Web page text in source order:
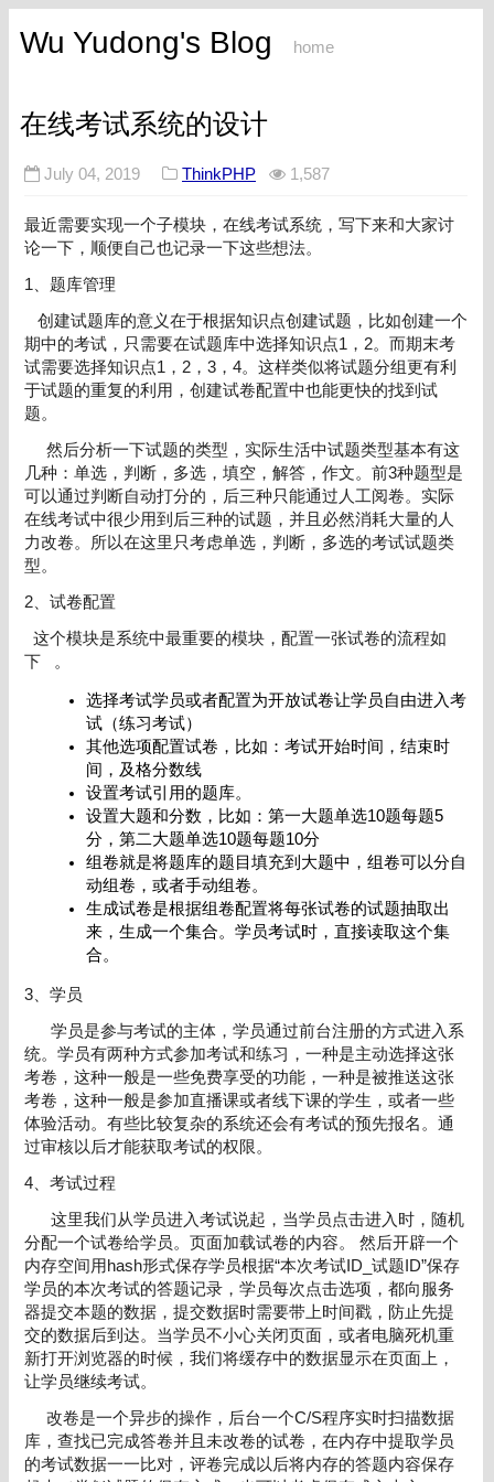
Wu Yudong's Blog home
在线考试系统的设计
July 04, 2019 ThinkPHP 1,587
最近需要实现一个子模块，在线考试系统，写下来和大家讨
论一下，顺便自己也记录一下这些想法。
1、题库管理
创建试题库的意义在于根据知识点创建试题，比如创建一个
期中的考试，只需要在试题库中选择知识点1，2。而期末考
试需要选择知识点1，2，3，4。这样类似将试题分组更有利
于试题的重复的利用，创建试卷配置中也能更快的找到试
题。
然后分析一下试题的类型，实际生活中试题类型基本有这
几种：单选，判断，多选，填空，解答，作文。前3种题型是
可以通过判断自动打分的，后三种只能通过人工阅卷。实际
在线考试中很少用到后三种的试题，并且必然消耗大量的人
力改卷。所以在这里只考虑单选，判断，多选的考试试题类
型。
2、试卷配置
这个模块是系统中最重要的模块，配置一张试卷的流程如
下 。
选择考试学员或者配置为开放试卷让学员自由进入考
试（练习考试）
其他选项配置试卷，比如：考试开始时间，结束时
间，及格分数线
设置考试引用的题库。
设置大题和分数，比如：第一大题单选10题每题5
分，第二大题单选10题每题10分
组卷就是将题库的题目填充到大题中，组卷可以分自
动组卷，或者手动组卷。
生成试卷是根据组卷配置将每张试卷的试题抽取出
来，生成一个集合。学员考试时，直接读取这个集
合。
3、学员
学员是参与考试的主体，学员通过前台注册的方式进入系
统。学员有两种方式参加考试和练习，一种是主动选择这张
考卷，这种一般是一些免费享受的功能，一种是被推送这张
考卷，这种一般是参加直播课或者线下课的学生，或者一些
体验活动。有些比较复杂的系统还会有考试的预先报名。通
过审核以后才能获取考试的权限。
4、考试过程
这里我们从学员进入考试说起，当学员点击进入时，随机
分配一个试卷给学员。页面加载试卷的内容。 然后开辟一个
内存空间用hash形式保存学员根据“本次考试ID_试题ID”保存
学员的本次考试的答题记录，学员每次点击选项，都向服务
器提交本题的数据，提交数据时需要带上时间戳，防止先提
交的数据后到达。当学员不小心关闭页面，或者电脑死机重
新打开浏览器的时候，我们将缓存中的数据显示在页面上，
让学员继续考试。
改卷是一个异步的操作，后台一个C/S程序实时扫描数据
库，查找已完成答卷并且未改卷的试卷，在内存中提取学员
的考试数据一一比对，评卷完成以后将内存的答题内容保存